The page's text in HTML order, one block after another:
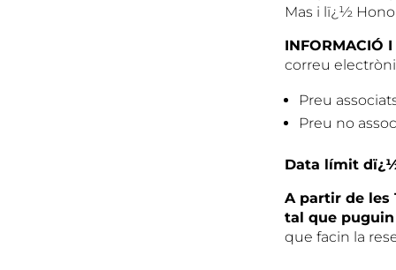
Mas i lï¿½
INFORMACIÓ I
correu
Preu
Preu no
Data límit
A partir de les
tal que
que facin la